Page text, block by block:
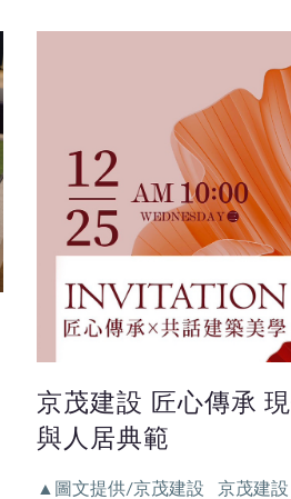
京茂建設 匠心傳承
與人居典範
▲圖文提供/京茂建設 京茂建設